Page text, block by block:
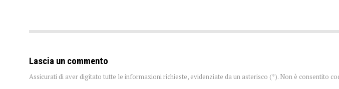
Lascia un commento
Assicurati di aver digitato tutte le informazioni richieste, evidenziate da un asterisco (*). Non è consentito